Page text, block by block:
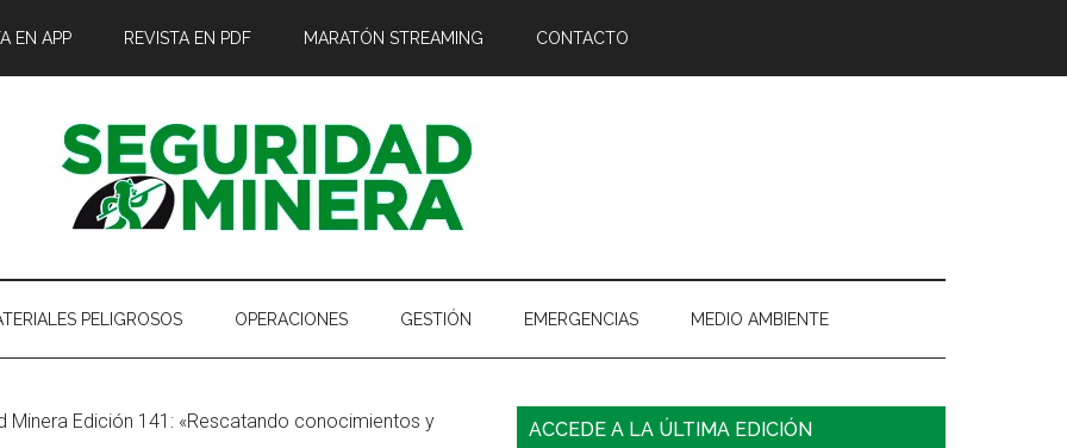
EN APP REVISTA EN PDF MARATÓN STREAMING CONTACTO
PELIGROSOS OPERACIONES GESTIÓN EMERGENCIAS MEDIO AMBIENTE
Minera Edición 141: «Rescatando conocimientos y
Barra
ACCEDE A LA ÚLTIMA EDICIÓN